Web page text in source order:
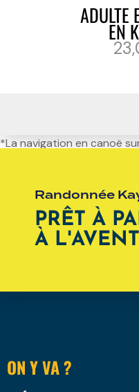
ADULTE
EN
*La navigation en canoë
Randonnée
PRÊT À
À
ON Y VA ?